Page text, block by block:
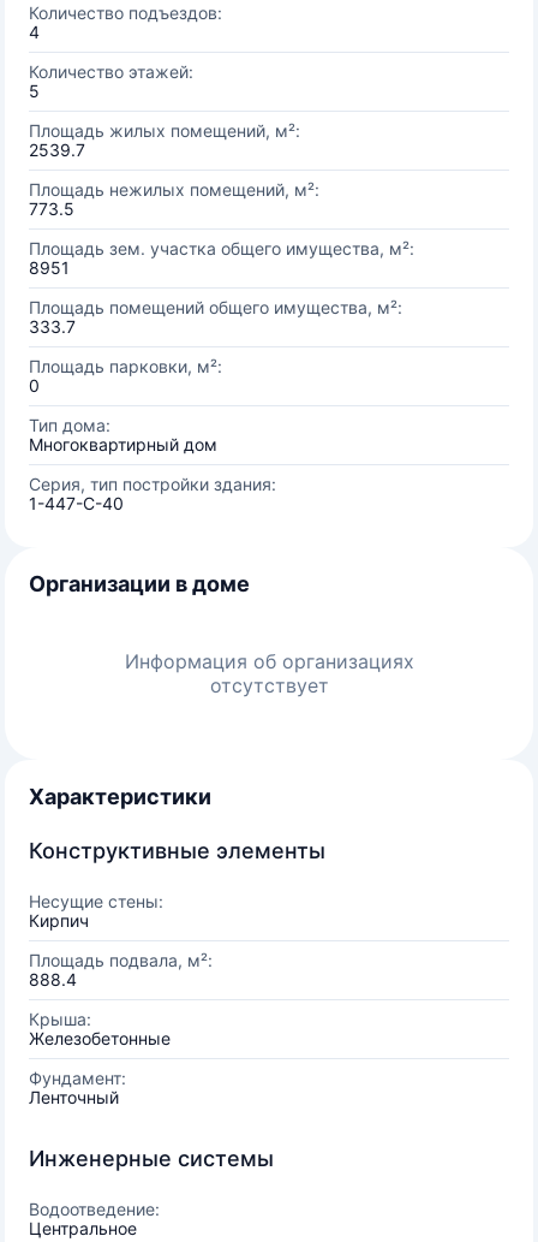
Количество подъездов:
4
Количество этажей:
5
Площадь жилых помещений, м²:
2539.7
Площадь нежилых помещений, м²:
773.5
Площадь зем. участка общего имущества, м²:
8951
Площадь помещений общего имущества, м²:
333.7
Площадь парковки, м²:
0
Тип дома:
Многоквартирный дом
Серия, тип постройки здания:
1-447-С-40
Организации в доме
Информация об организациях
отсутствует
Характеристики
Конструктивные элементы
Несущие стены:
Кирпич
Площадь подвала, м²:
888.4
Крыша:
Железобетонные
Фундамент:
Ленточный
Инженерные системы
Водоотведение:
Центральное